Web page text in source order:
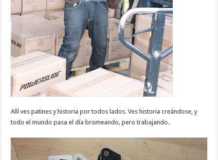
Allí ves patines y historia por todos lados. Ves historia creándose, y
todo el mundo pasa el día bromeando, pero trabajando.